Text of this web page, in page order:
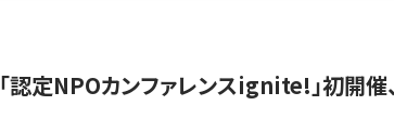
「認定NPOカンファレンスignite!」初開